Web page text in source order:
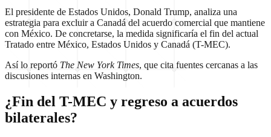
El presidente de Estados Unidos, Donald Trump, analiza una
estrategia para excluir a Canadá del acuerdo comercial que mantiene
con México. De concretarse, la medida significaría el fin del actual
Tratado entre México, Estados Unidos y Canadá (T-MEC).
Así lo reportó The New York Times, que cita fuentes cercanas a las
discusiones internas en Washington.
¿Fin del T-MEC y regreso a acuerdos
bilaterales?